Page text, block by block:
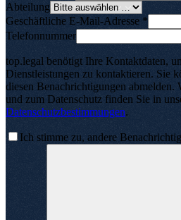
Abteilung
Geschäftliche E-Mail-Adresse *
Telefonnummer
top.legal benötigt Ihre Kontaktdaten,
Dienstleistungen zu kontaktieren. Sie
diesen Benachrichtigungen abmelden.
und zum Datenschutz finden Sie in
Datenschutzbestimmungen.
Ich stimme zu, andere